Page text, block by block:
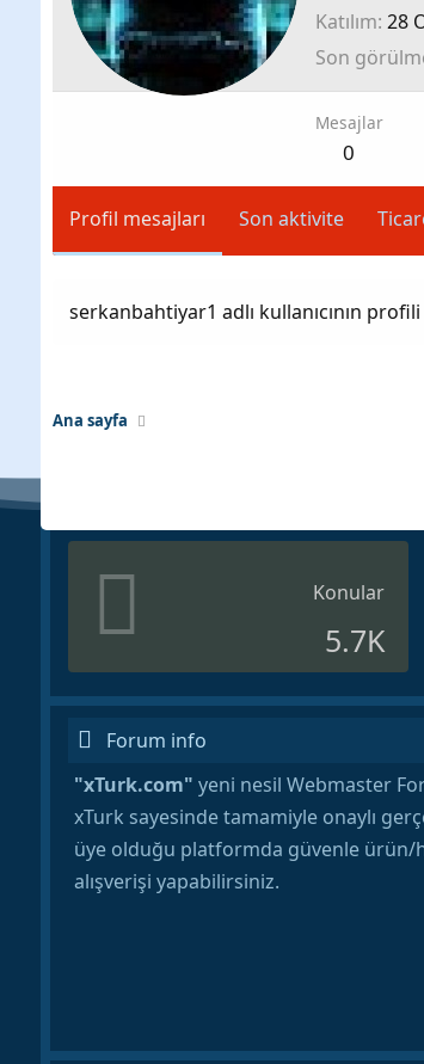
Katılım 28
Son
Mesajlar
0
Profil mesajları Son aktivite
serkanbahtiyar1 adlı kullanıcının
Ana sayfa
Konular
5.7K
Forum info
"xTurk.com" yeni nesil Webmaster
xTurk sayesinde tamamiyle onaylı
üye olduğu platformda güvenle ürün/
alışverişi yapabilirsiniz.